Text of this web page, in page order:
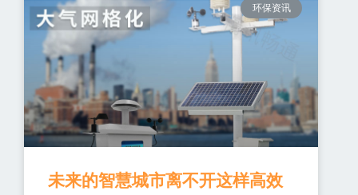
环保资讯
未来的智慧城市离不开这样高效